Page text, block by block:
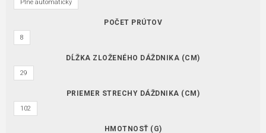
Plne automatický
POČET PRÚTOV
8
DĹŽKA ZLOŽENÉHO DÁŽDNIKA (CM)
29
PRIEMER STRECHY DÁŽDNIKA (CM)
102
HMOTNOSŤ (G)